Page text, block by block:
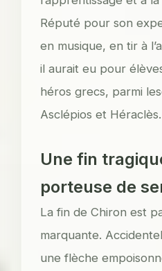
Réputé pour son
en musique, en tir à
il aurait eu pour
héros grecs, parmi
Asclépios et Héraclès.
Une fin
porteuse de
La fin de Chiron est
marquante.
une flèche